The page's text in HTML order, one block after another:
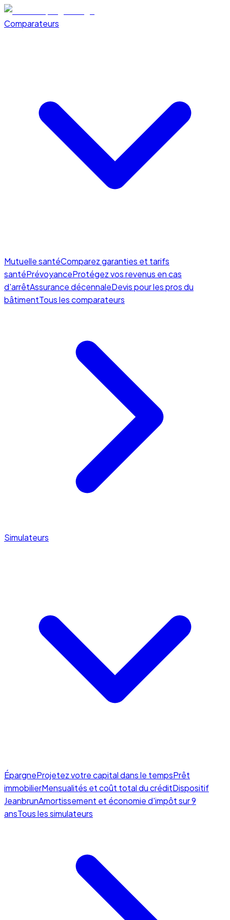
Comparateurs
Mutuelle santéComparez garanties et tarifs
santéPrévoyanceProtégez vos revenus en cas
d'arrêtAssurance décennaleDevis pour les pros du
bâtimentTous les comparateurs
Simulateurs
ÉpargneProjetez votre capital dans le tempsPrêt
immobilierMensualités et coût total du créditDispositif
JeanbrunAmortissement et économie d'impôt sur 9
ansTous les simulateurs